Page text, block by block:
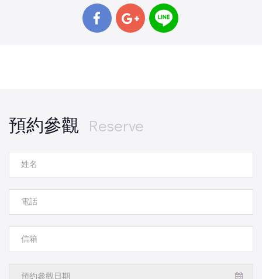
預約參觀 Reserve